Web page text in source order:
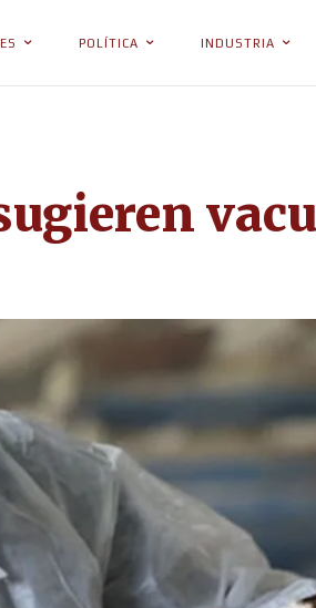
POLÍTICA INDUSTRIA